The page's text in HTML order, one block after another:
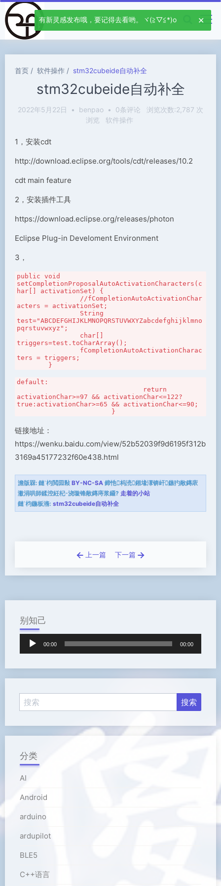
首页 软件操作 stm32cubeide自动补全
stm32cubeide自动补全
2022年5月22日 • benpao • 0条评论
浏览次数:2,787 次
浏览
软件操作
1，安装cdt
http://download.eclipse.org/tools/cdt/releases/10.2
cdt main feature
2，安装插件工具
https://download.eclipse.org/releases/photon
Eclipse Plug-in Develoment Environment
3，
public void
setCompletionProposalAutoActivationCharacters(c
har[] activationSet) {
acters = activationSet;
test="ABCDEFGHIJKLMNOPQRSTUVWXYZabcdefghijklmno
pqrstuvwxyz";
triggers=test.toCharArray();
ters = triggers;
	}
default:
activationChar>=97 && activationChar<=122?
true:activationChar>=65 && activationChar<=90;
			}
链接地址：
https://wenku.baidu.com/view/52b52039f9d6195f312b
3169a45177232f60e438.html
澹版槑: 鏈枃閲囩敤 BY-NC-SA 鍗忚杩涜鎺堟潈锛屽鏃犳敞鏄庡
潎涓哄師鍒涳紝杞浇璇锋敞鏄庤浆鑷? 走着的小站
鏈枃鍦板潃: stm32cubeide自动补全
上一篇 下一篇
别知己
放
00:00 00:00
分类
AI
Android
arduino
ardupilot
BLE5
C++语言
有新灵感发布哦，要记得去看哟。ヾ(≧▽≦*)o